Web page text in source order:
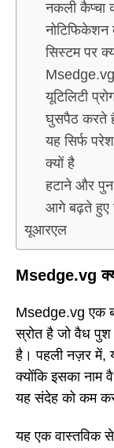
नकली कैप्चा
सिस्टम पर
यूटिलिटी
घुसपैठ करते
यह सिर्फ
क्यों है
हटाने और
आगे बढ़ते हुए
यूआरएल
Msedge.vg
Msedge.vg एक
स्रोत है जो वैध पुश
है। पहली नज़र में,
क्योंकि इसका नाम
यह संदेह को कम
यह एक वास्तविक